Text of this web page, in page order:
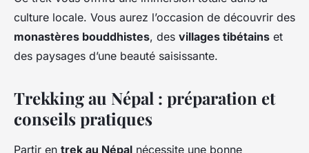
culture locale. Vous aurez l’occasion de découvrir des
monastères bouddhistes, des villages tibétains et
des paysages d’une beauté saisissante.
Trekking au Népal : préparation et
conseils pratiques
Partir en trek au Népal nécessite une bonne